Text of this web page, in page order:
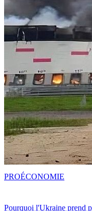
Pourquoi l'Ukraine prend
PROÉCONOMIE